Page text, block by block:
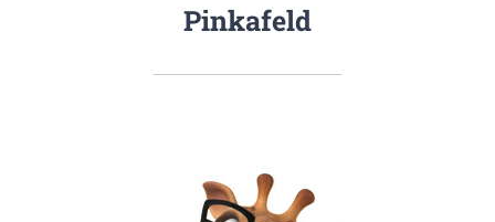
Pinkafeld